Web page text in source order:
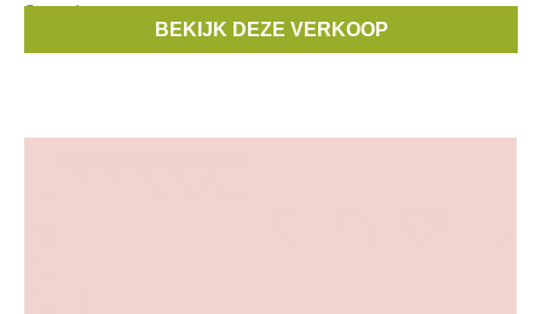
Superdry.
SuperdryBEKIJK DEZE VERKOOP